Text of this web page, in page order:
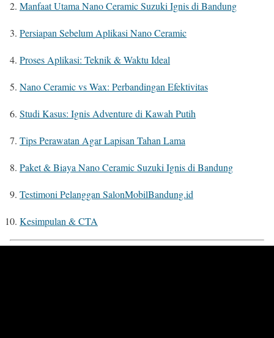
Manfaat Utama Nano Ceramic Suzuki Ignis di Bandung
Persiapan Sebelum Aplikasi Nano Ceramic
Proses Aplikasi: Teknik & Waktu Ideal
Nano Ceramic vs Wax: Perbandingan Efektivitas
Studi Kasus: Ignis Adventure di Kawah Putih
Tips Perawatan Agar Lapisan Tahan Lama
Paket & Biaya Nano Ceramic Suzuki Ignis di Bandung
Testimoni Pelanggan SalonMobilBandung.id
Kesimpulan & CTA